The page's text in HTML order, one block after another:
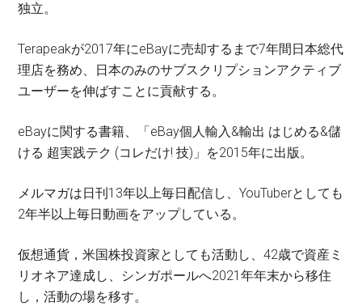
独立。
Terapeakが2017年にeBayに売却するまで7年間日本総代
理店を務め、日本のみのサブスクリプションアクティブ
ユーザーを伸ばすことに貢献する。
eBayに関する書籍、「eBay個人輸入&輸出 はじめる&儲
ける 超実践テク (コレだけ! 技)」を2015年に出版。
メルマガは日刊13年以上毎日配信し、YouTuberとしても
2年半以上毎日動画をアップしている。
仮想通貨，米国株投資家としても活動し、42歳で資産ミ
リオネア達成し、シンガポールへ2021年年末から移住
し，活動の場を移す。